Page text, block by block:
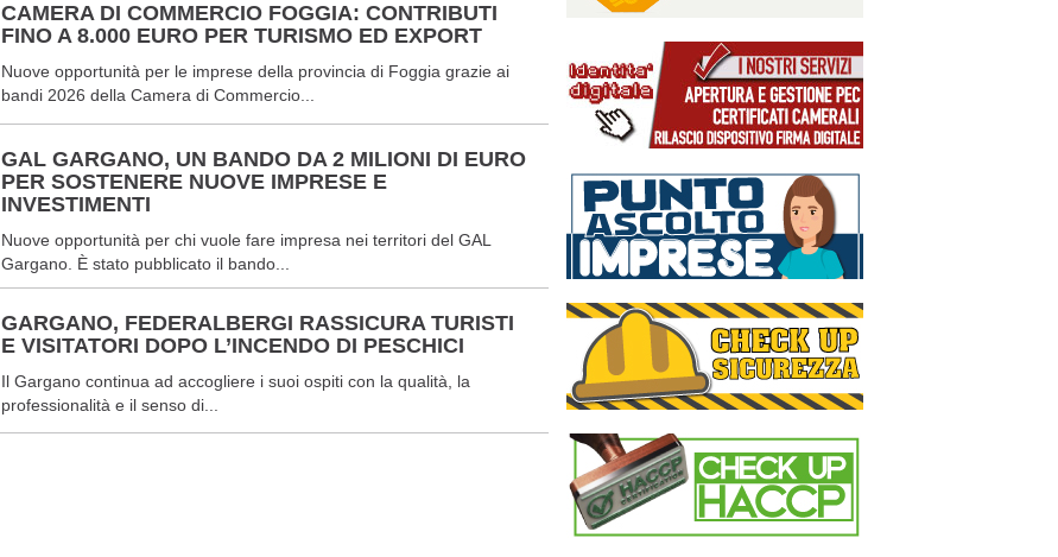
CAMERA DI COMMERCIO FOGGIA: CONTRIBUTI
FINO A 8.000 EURO PER TURISMO ED EXPORT
Nuove opportunità per le imprese della provincia di Foggia grazie ai
bandi 2026 della Camera di Commercio...
GAL GARGANO, UN BANDO DA 2 MILIONI DI EURO
PER SOSTENERE NUOVE IMPRESE E
INVESTIMENTI
Nuove opportunità per chi vuole fare impresa nei territori del GAL
Gargano. È stato pubblicato il bando...
GARGANO, FEDERALBERGI RASSICURA TURISTI
E VISITATORI DOPO L’INCENDO DI PESCHICI
Il Gargano continua ad accogliere i suoi ospiti con la qualità, la
professionalità e il senso di...